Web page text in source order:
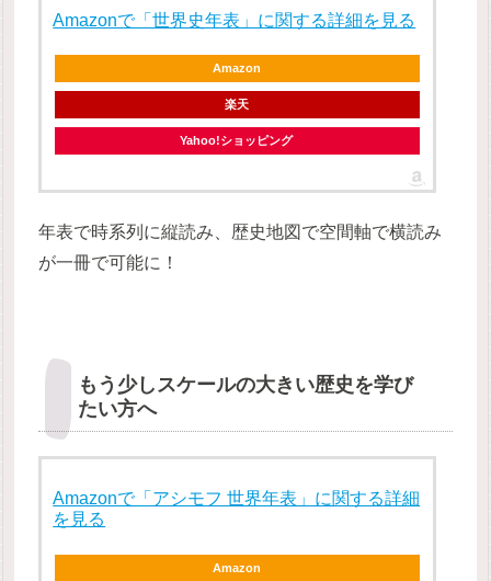
Amazonで「世界史年表」に関する詳細を見る
Amazon
楽天
Yahoo!ショッピング
年表で時系列に縦読み、歴史地図で空間軸で横読み
が一冊で可能に！
もう少しスケールの大きい歴史を学び
たい方へ
Amazonで「アシモフ 世界年表」に関する詳細
を見る
Amazon